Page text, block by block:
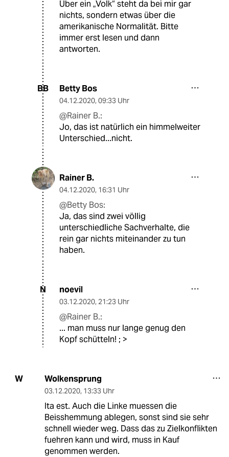
Über ein „Volk“ steht da bei mir gar
nichts, sondern etwas über die
amerikanische Normalität. Bitte
immer erst lesen und dann
antworten.
BB Betty Bos
04.12.2020, 09:33 Uhr
@Rainer B.:
Jo, das ist natürlich ein himmelweiter
Unterschied...nicht.
Rainer B.
04.12.2020, 16:31 Uhr
@Betty Bos:
Ja, das sind zwei völlig
unterschiedliche Sachverhalte, die
rein gar nichts miteinander zu tun
haben.
N noevil
03.12.2020, 21:23 Uhr
@Rainer B.:
... man muss nur lange genug den
Kopf schütteln! ; >
W Wolkensprung
03.12.2020, 13:33 Uhr
Ita est. Auch die Linke muessen die
Beisshemmung ablegen, sonst sind sie sehr
schnell wieder weg. Dass das zu Zielkonflikten
fuehren kann und wird, muss in Kauf
genommen werden.